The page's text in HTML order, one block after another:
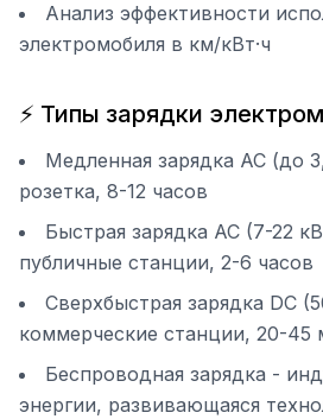
Анализ эффективности
электромобиля в км/кВт·ч
⚡ Типы зарядки
Медленная зарядка AC (до
розетка, 8-12 часов
Быстрая зарядка AC (7-22
публичные станции, 2-6 часов
Сверхбыстрая зарядка DC
коммерческие станции, 20-45
Беспроводная зарядка -
энергии, развивающаяся